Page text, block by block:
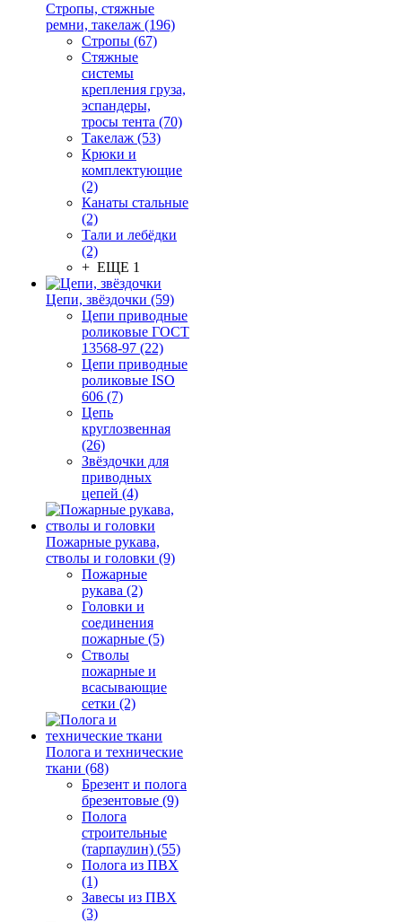
Стропы, стяжные
ремни, такелаж (196)
Стропы (67)
Стяжные
системы
крепления груза,
эспандеры,
тросы тента (70)
Такелаж (53)
Крюки и
комплектующие
(2)
Канаты стальные
(2)
Тали и лебёдки
(2)
+ ЕЩЕ 1
Цепи, звёздочки (59)
Цепи приводные
роликовые ГОСТ
13568-97 (22)
Цепи приводные
роликовые ISO
606 (7)
Цепь
круглозвенная
(26)
Звёздочки для
приводных
цепей (4)
Пожарные рукава,
стволы и головки (9)
Пожарные
рукава (2)
Головки и
соединения
пожарные (5)
Стволы
пожарные и
всасывающие
сетки (2)
Полога и технические
ткани (68)
Брезент и полога
брезентовые (9)
Полога
строительные
(тарпаулин) (55)
Полога из ПВХ
(1)
Завесы из ПВХ
(3)